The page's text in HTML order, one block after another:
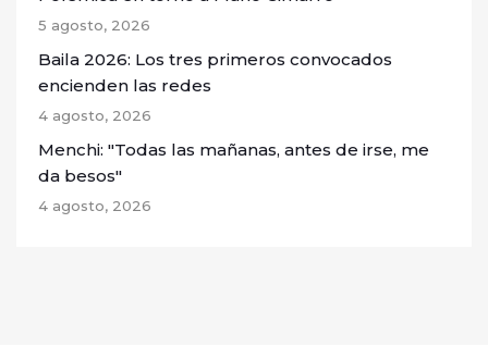
5 agosto, 2026
Baila 2026: Los tres primeros convocados
encienden las redes
4 agosto, 2026
Menchi: "Todas las mañanas, antes de irse, me
da besos"
4 agosto, 2026